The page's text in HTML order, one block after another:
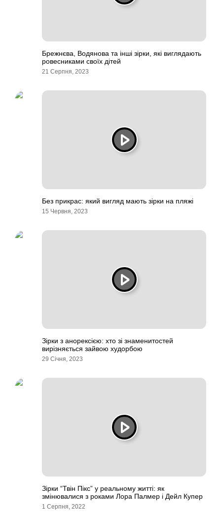
Брежнєва, Водянова та інші зірки, які виглядають
ровесниками своїх дітей
21 Серпня, 2023
Без прикрас: який вигляд мають зірки на пляжі
15 Червня, 2023
Зірки з анорексією: хто зі знаменитостей
вирізняється зайвою худорбою
29 Січня, 2023
Зірки “Твін Пікс” у реальному житті: як
змінювалися з роками Лора Палмер і Дейл Купер
1 Серпня, 2022